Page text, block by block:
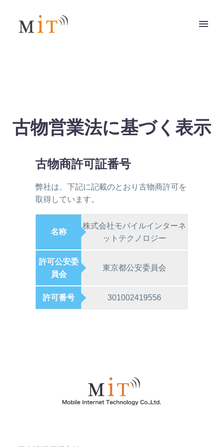
古物営業法に基づく表示
古物商許可証番号
弊社は、下記に記載のとおり古物商許可を
取得しています。
名称
株式会社モバイルインターネ
ットテクノロジー
許可公安委
員会
東京都公安委員会
許可番号 301002419556